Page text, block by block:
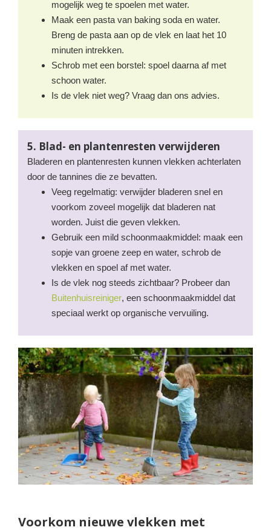
mogelijk weg te spoelen met water.
Maak een pasta van baking soda en water.
Breng de pasta aan op de vlek en laat het 10
minuten intrekken.
Schrob met een borstel: spoel daarna af met
schoon water.
Is de vlek niet weg? Vraag dan ons advies.
5. Blad- en plantenresten verwijderen
Bladeren en plantenresten kunnen vlekken achterlaten
door de tannines die ze bevatten.
Veeg regelmatig: verwijder bladeren snel en
voorkom zoveel mogelijk dat bladeren nat
worden. Juist die geven vlekken.
Gebruik een mild schoonmaakmiddel: maak een
sopje van groene zeep en water, schrob de
vlekken en spoel af met water.
Is de vlek nog steeds zichtbaar? Probeer dan
Buitenhuisreiniger, een schoonmaakmiddel dat
speciaal werkt op organische vervuiling.
Voorkom nieuwe vlekken met